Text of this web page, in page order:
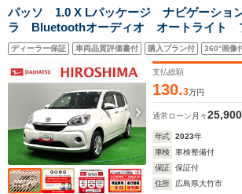
パッソ 1.0 X Lパッケージ ナビゲーショ
ラ Bluetoothオーディオ オートライト
ンスタート セキュリティアラーム コーナ
ー 14インチフルホイールキャップ オート
ディーラー保証 車両品質評価書付 購入プラン付 360°画像
支払総額
130.3万円
通常ローン 月々25,900
年式 2023年
車検
車検整備付
保証
保証付
住所
広島県大竹市